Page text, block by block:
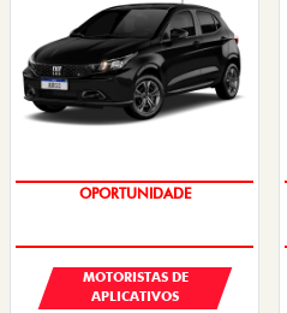
OPORTUNIDADE
MOTORISTAS DE
APLICATIVOS